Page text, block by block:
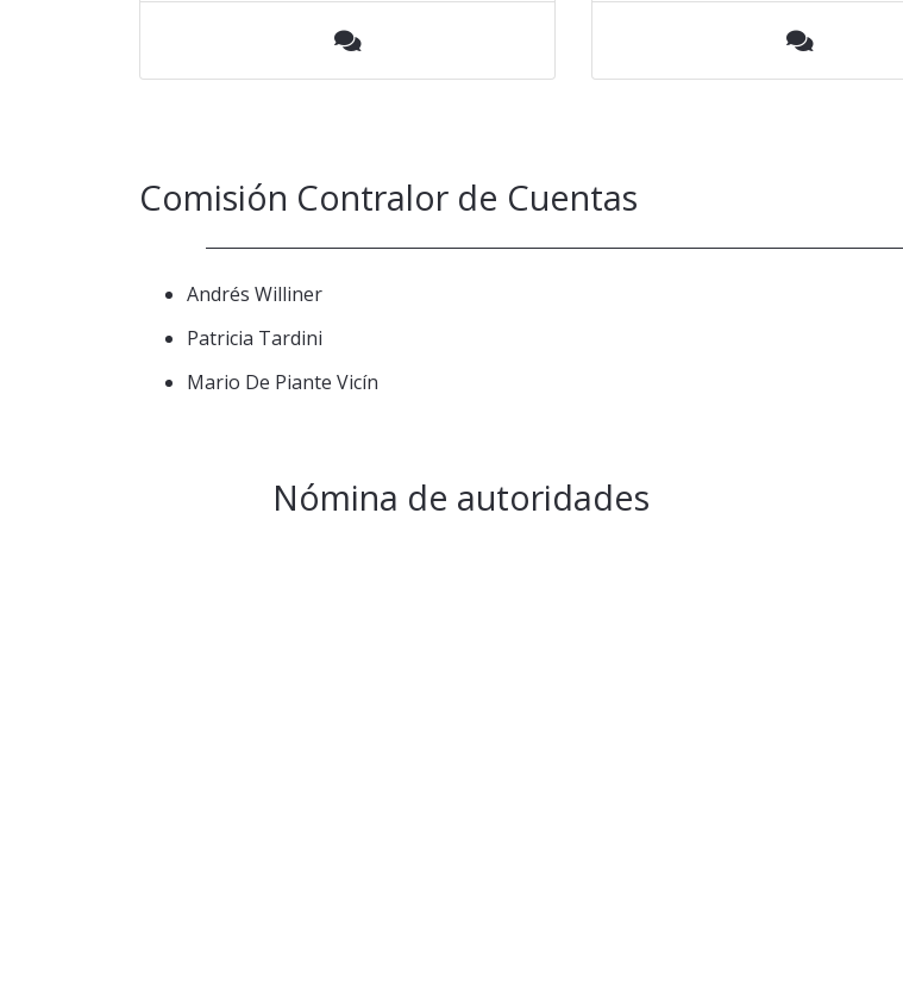
Comisión Contralor de Cuentas
Andrés Williner
Patricia Tardini
Mario De Piante Vicín
Nómina de autoridades